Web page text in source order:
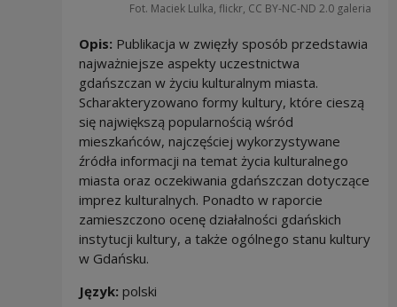
Fot. Maciek Lulka, flickr, CC BY-NC-ND 2.0 galeria
Opis: Publikacja w zwięzły sposób przedstawia
najważniejsze aspekty uczestnictwa
gdańszczan w życiu kulturalnym miasta.
Scharakteryzowano formy kultury, które cieszą
się największą popularnością wśród
mieszkańców, najczęściej wykorzystywane
źródła informacji na temat życia kulturalnego
miasta oraz oczekiwania gdańszczan dotyczące
imprez kulturalnych. Ponadto w raporcie
zamieszczono ocenę działalności gdańskich
instytucji kultury, a także ogólnego stanu kultury
w Gdańsku.
Język: polski